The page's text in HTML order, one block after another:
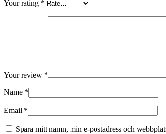
Your rating *
Your review *
Name *
Email *
Spara mitt namn, min e-postadress och